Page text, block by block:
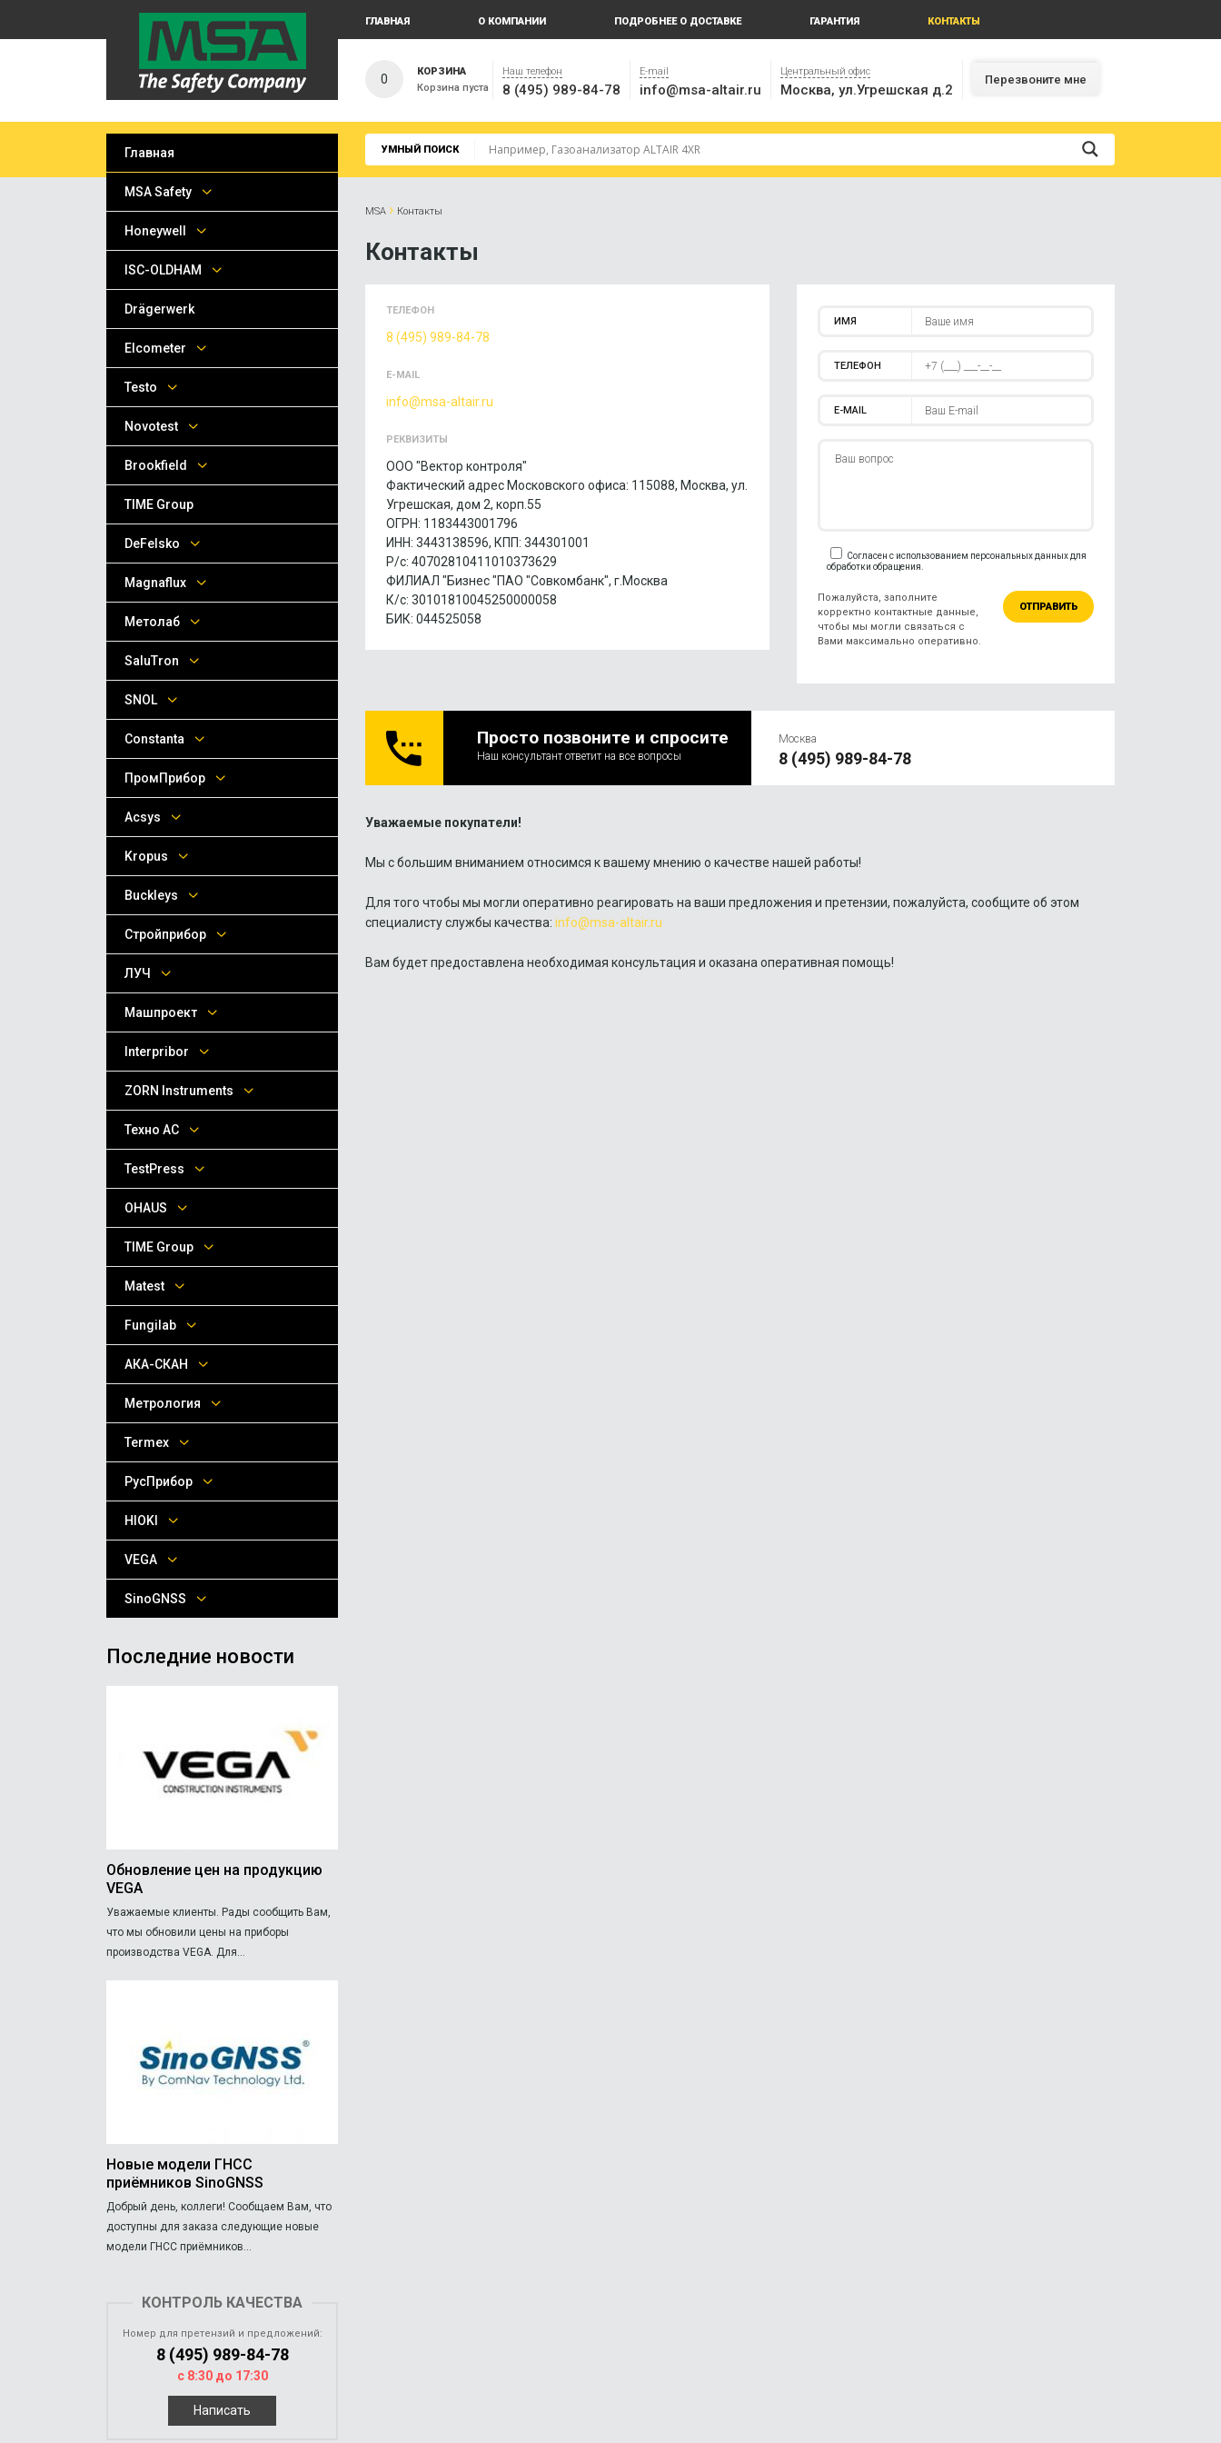
ГЛАВНАЯ О КОМПАНИИ ПОДРОБНЕЕ О ДОСТАВКЕ ГАРАНТИЯ КОНТАКТЫ
0
КОРЗИНА
Корзина пуста
Наш телефон
8 (495) 989-84-78
E-mail
info@msa-altair.ru
Центральный офис
Москва, ул.Угрешская д.2
Перезвоните мне
УМНЫЙ ПОИСК
MSA › Контакты
Контакты
ТЕЛЕФОН
8 (495) 989-84-78
E-MAIL
info@msa-altair.ru
РЕКВИЗИТЫ
ООО "Вектор контроля"
Фактический адрес Московского офиса: 115088, Москва, ул.
Угрешская, дом 2, корп.55
ОГРН: 1183443001796
ИНН: 3443138596, КПП: 344301001
Р/с: 40702810411010373629
ФИЛИАЛ "Бизнес "ПАО "Совкомбанк", г.Москва
К/с: 30101810045250000058
БИК: 044525058
ИМЯ
ТЕЛЕФОН
E-MAIL
Согласен с использованием персональных данных для
обработки обращения.
Пожалуйста, заполните
корректно контактные данные,
чтобы мы могли связаться с
Вами максимально оперативно.
Просто позвоните и спросите
Наш консультант ответит на все вопросы
Москва
8 (495) 989-84-78
Уважаемые покупатели!
Мы с большим вниманием относимся к вашему мнению о качестве нашей работы!
Для того чтобы мы могли оперативно реагировать на ваши предложения и претензии, пожалуйста, сообщите об этом
специалисту службы качества: info@msa-altair.ru
Вам будет предоставлена необходимая консультация и оказана оперативная помощь!
Главная
MSA Safety
Honeywell
ISC-OLDHAM
Drägerwerk
Elcometer
Testo
Novotest
Brookfield
TIME Group
DeFelsko
Magnaflux
Метолаб
SaluTron
SNOL
Сonstanta
ПромПрибор
Acsys
Kropus
Buckleys
Стройприбор
ЛУЧ
Машпроект
Interpribor
ZORN Instruments
Техно АС
TestPress
OHAUS
TIME Group
Matest
Fungilab
АКА-СКАН
Метрология
Termex
РусПрибор
HIOKI
VEGA
SinoGNSS
Последние новости
Обновление цен на продукцию
VEGA
Уважаемые клиенты. Рады сообщить Вам,
что мы обновили цены на приборы
производства VEGA. Для...
Новые модели ГНСС
приёмников SinoGNSS
Добрый день, коллеги! Сообщаем Вам, что
доступны для заказа следующие новые
модели ГНСС приёмников...
КОНТРОЛЬ КАЧЕСТВА
Номер для претензий и предложений:
8 (495) 989-84-78
с 8:30 до 17:30
Написать